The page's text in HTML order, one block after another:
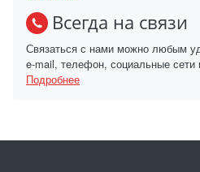
Всегда на связи
Связаться с нами можно любым
e-mail, телефон, социальные
Подробнее